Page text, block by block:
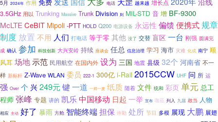
5月 2024年 作用 免费 电话 越来越 增长点
3.5GHz 用以 Trunking Massive Trunk Division 则 MIL-STD 音 增 BF-9300
McLTE CeBIT Mipoli -PTT HOLD Q200 电源设备 永远性 偏馈便携式规章
制度 放置 不用 人们 打电话 等于零 其他 没了 交替 盲区 一台 刚强 圆满完
成 确认 参加 科技创新 大兴安岭 持续 座谈会 任总 信息治理 学习 海市 灾难 化成 南宁 顺
风耳 场地示范 民用航空 在国内外 设为 三国 地震 县级 32个 河南省 不一
样 新标杆 Z-Wave WLAN 委员 222-1 300亿 i-Rail 2015CCW UHF 问 所 运
强 Over 个 兴249元 键一道 一师一麦 纸质 随着 文件 统和 彩页 单元 总工
程师 张峰 专题 讲的 凯乐中国移动 日起 一举 宣布 咖莅 列入 九届 敢当 人物
相应 主动 好了 暴雨 方舱 智能终端担保 许勤 处所 节目 多模 展现 大鹏 展翅